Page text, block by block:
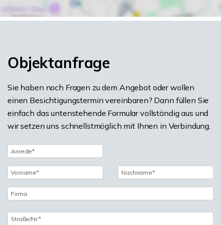
Objektanfrage
Sie haben noch Fragen zu dem Angebot oder wollen
einen Besichtigungstermin vereinbaren? Dann füllen Sie
einfach das untenstehende Formular vollständig aus und
wir setzen uns schnellstmöglich mit Ihnen in Verbindung.